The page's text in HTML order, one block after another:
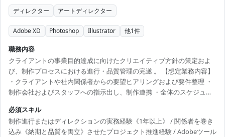
ディレクター アートディレクター
Adobe XD Photoshop Illustrator 他1件
職務内容
クライアントの事業目的達成に向けたクリエイティブ方針の策定およ
び、制作プロセスにおける進行・品質管理の完遂 。 【想定業務内容】
・クライアントや社内関係者からの要望ヒアリングおよび要件整理 ・
制作会社およびスタッフへの指示出し、制作連携 ・全体のスケジュー
経験に応じたクリエイティブ方針の策定や構成案の作成 【体制(人数/
構成)】 確認中
必須スキル
制作進行またはディレクションの実務経験《1年以上》 / 関係者を巻き
込み《納期と品質を両立》させたプロジェクト推進経験 / Adobeツール